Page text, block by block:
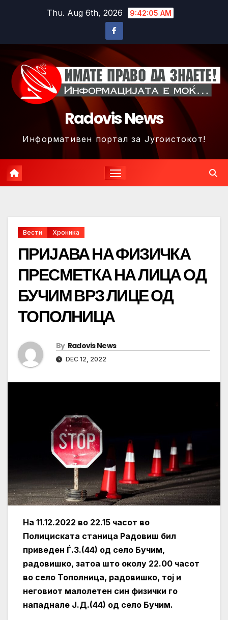
Thu. Aug 6th, 2026 9:42:08 AM
Radovis News
Информативен портал за Југоистокот!
Вести Хроника
ПРИЈАВА НА ФИЗИЧКА
ПРЕСМЕТКА НА ЛИЦА ОД
БУЧИМ ВРЗ ЛИЦЕ ОД
ТОПОЛНИЦА
By Radovis News
DEC 12, 2022
На 11.12.2022 во 22.15 часот во
Полициската станица Радовиш бил
приведен Ѓ.З.(44) од село Бучим,
радовишко, затоа што околу 22.00 часот
во село Тополница, радовишко, тој и
неговиот малолетен син физички го
нападнале Ј.Д.(44) од село Бучим.